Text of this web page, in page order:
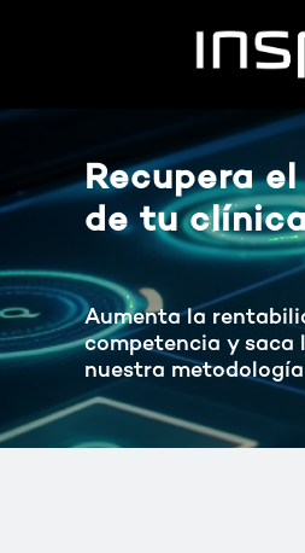
contenido
Recupera
de tu
Aumenta la
competencia y saca
nuestra